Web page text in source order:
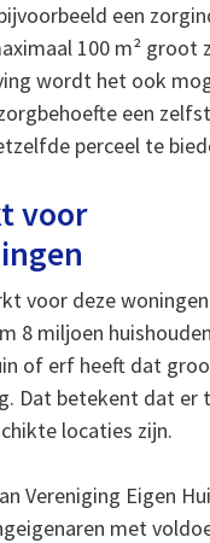
een
100 m² groot
wordt het ook
een
perceel te
voor
voor deze
8 miljoen
of erf heeft dat
Dat betekent dat er
locaties zijn.
Vereniging Eigen
met